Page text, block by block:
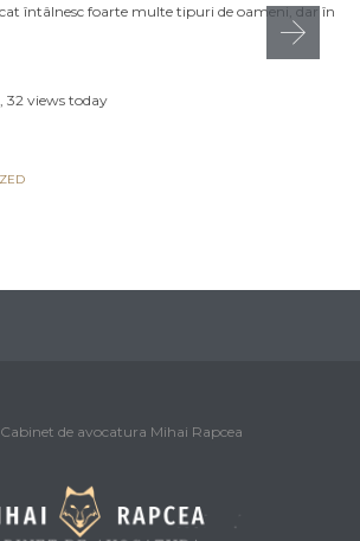
întâlnesc foarte multe tipuri de oameni, dar în
, 32 views today
de avocatura Mihai Rapcea